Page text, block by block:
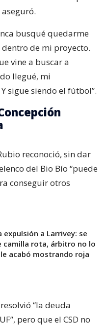
busqué quedarme
de mi proyecto.
vine a buscar a
llegué, mi
sigue siendo el fútbol”.
reconoció, sin dar
del Bio Bío “puede
conseguir otros
expulsión a Larrivey: se
camilla rota, árbitro no lo
acabó mostrando roja
“la deuda
pero que el CSD no